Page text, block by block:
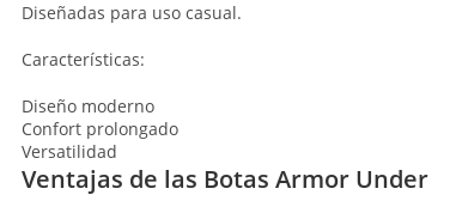
Diseñadas para uso casual.
Características:
Diseño moderno
Confort prolongado
Versatilidad
Ventajas de las Botas Armor Under